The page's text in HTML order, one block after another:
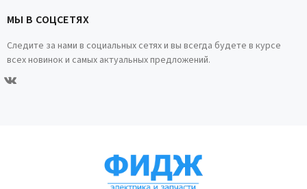
МЫ В СОЦСЕТЯХ
Следите за нами в социальных сетях и вы всегда будете в курсе
всех новинок и самых актуальных предложений.